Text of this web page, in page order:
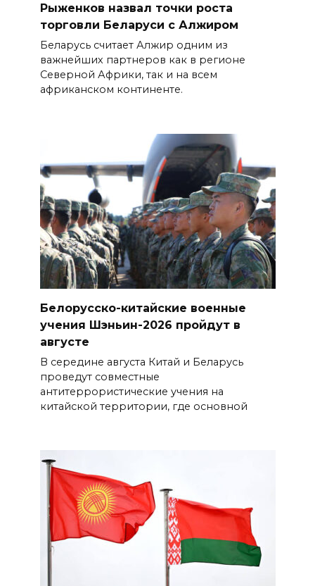
Рыженков назвал точки роста
торговли Беларуси с Алжиром
Беларусь считает Алжир одним из
важнейших партнеров как в регионе
Северной Африки, так и на всем
африканском континенте.
Белорусско-китайские военные
учения Шэньин-2026 пройдут в
августе
В середине августа Китай и Беларусь
проведут совместные
антитеррористические учения на
китайской территории, где основной